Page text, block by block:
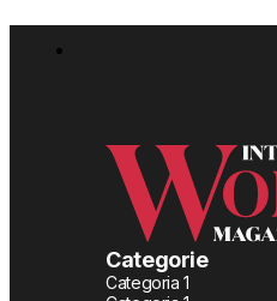
Categorie
Categoria 1